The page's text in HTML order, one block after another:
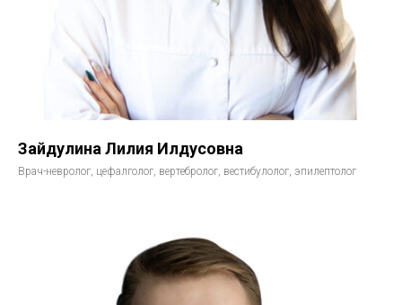
Зайдулина Лилия Илдусовна
Врач-невролог, цефалголог, вертебролог, вестибулолог, эпилептолог